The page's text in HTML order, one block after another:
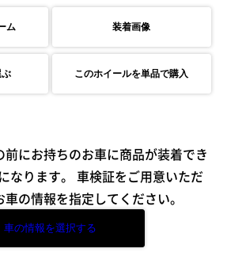
ム 装着画像
このホイールを単品で購入
前にお持ちのお車に商品が装着でき
なります。 車検証をご用意いただ
の情報を指定してください。
車の情報を選択する